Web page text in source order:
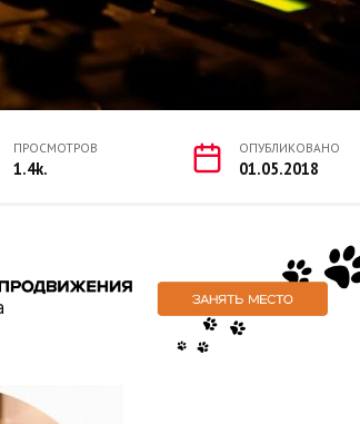
ПРОСМОТРОВ
1.4k.
ОПУБЛИКОВАНО
01.05.2018